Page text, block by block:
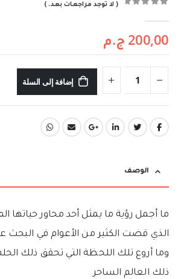
( لا توجد مراجعات بعد. )
200,00 ج.م
إضافة إلى السلة
الوصف
ما أجمل رؤية ما يمثل أحد محاور حياتها
الذي قضت الكثير من الأعوام في البحث
وما أروع تلك اللحظة التي تحقق ذلك
ذلك العالم الساحر